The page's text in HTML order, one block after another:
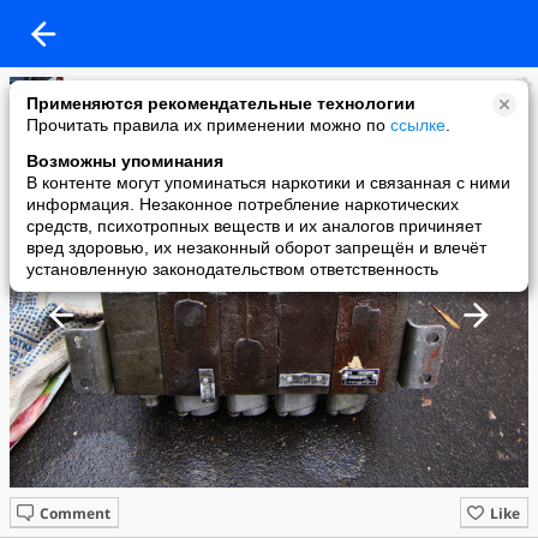
Применяются рекомендательные технологии
Прочитать правила их применении можно по ссылке
Возможны упоминания
В контенте могут упоминаться наркотики и связанная с ними
информация. Незаконное потребление наркотических
средств, психотропных веществ и их аналогов причиняет
вред здоровью, их незаконный оборот запрещён и влечёт
установленную законодательством ответственность
Бауманец
added a photo
04 Mar в 15:07
Like
Comment